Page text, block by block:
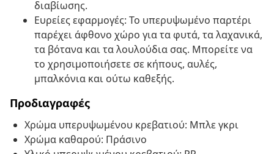
διαβίωσης.
Ευρείες εφαρμογές: Το υπερυψωμένο παρτέρι
παρέχει άφθονο χώρο για τα φυτά, τα λαχανικά,
τα βότανα και τα λουλούδια σας. Μπορείτε να
το χρησιμοποιήσετε σε κήπους, αυλές,
μπαλκόνια και ούτω καθεξής.
Προδιαγραφές
Χρώμα υπερυψωμένου κρεβατιού: Μπλε γκρι
Χρώμα καθαρού: Πράσινο